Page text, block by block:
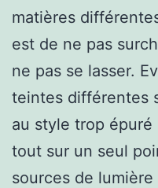
matières
est de ne pas
ne pas se lasser.
teintes différentes
au style trop épuré
tout sur un seul
sources de